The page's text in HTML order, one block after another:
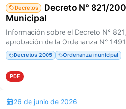
Decretos
Decreto N° 821/
Municipal
Información sobre el Decreto N°
aprobación de la Ordenanza N° 1491
Decretos 2005 Ordenanza municipal
PDF
26 de junio de 2026